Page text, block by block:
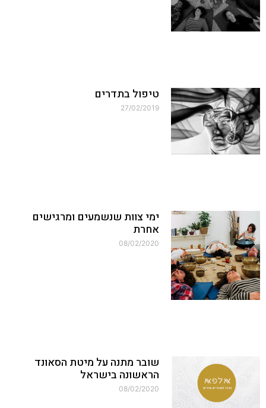
טיפול בתדרים
27/02/2019
ימי צוות שנשמעים ומרגישים
אחרת
08/02/2020
שובר מתנה על מיטת הסאונד
הראשונה בישראל
08/02/2020